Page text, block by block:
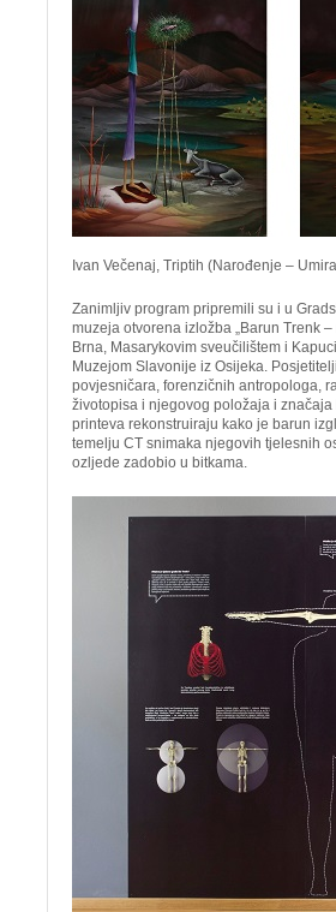
Ivan Večenaj, Triptih (Narođenje –
Zanimljiv program pripremili su i u
muzeja otvorena izložba „Barun Trenk
Brna, Masarykovim sveučilištem i
Muzejom Slavonije iz Osijeka.
povjesničara, forenzičnih antropologa,
životopisa i njegovog položaja i
printeva rekonstruiraju kako je barun
temelju CT snimaka njegovih tjelesnih
ozljede zadobio u bitkama.